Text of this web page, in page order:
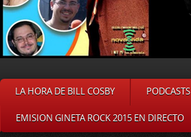
LA HORA DE BILL COSBY PODCASTS
EMISION GINETA ROCK 2015 EN DIRECTO